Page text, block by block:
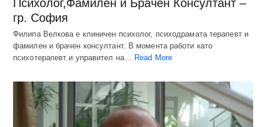
Психолог,Фамилен и Брачен Консултант –
гр. София
Филипа Велкова е клиничен психолог, психодрамата терапевт и
фамилен и брачен консултант. В момента работи като
психотерапевт и управител на…
Read More